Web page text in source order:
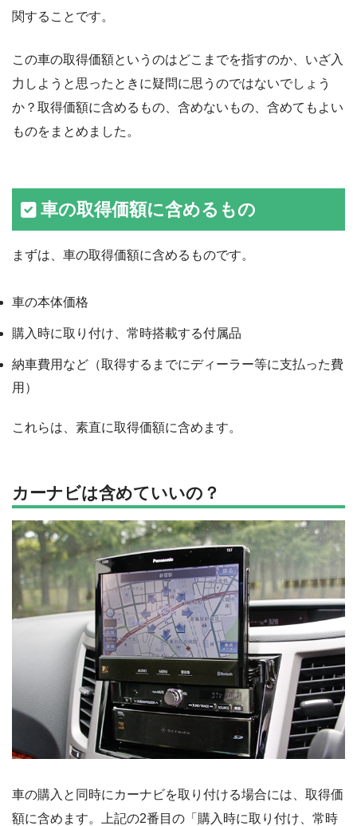
関することです。
この車の取得価額というのはどこまでを指すのか、いざ入
力しようと思ったときに疑問に思うのではないでしょう
か？取得価額に含めるもの、含めないもの、含めてもよい
ものをまとめました。
車の取得価額に含めるもの
まずは、車の取得価額に含めるものです。
車の本体価格
購入時に取り付け、常時搭載する付属品
納車費用など（取得するまでにディーラー等に支払った費
用）
これらは、素直に取得価額に含めます。
カーナビは含めていいの？
車の購入と同時にカーナビを取り付ける場合には、取得価
額に含めます。上記の2番目の「購入時に取り付け、常時